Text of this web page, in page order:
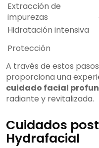
Extracción de
impurezas
Hidratación intensiva
Protección
A través de estos
proporciona una
cuidado facial
radiante y revitalizada.
Cuidados
Hydrafacial